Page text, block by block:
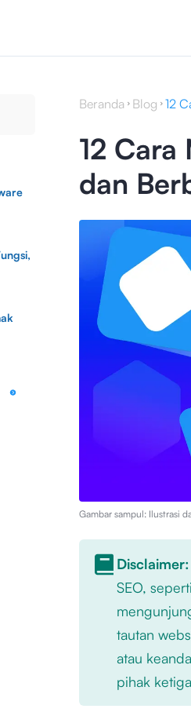
Beranda Blog 12
12
dan
Gambar sampul: Ilustrasi
Disclaimer:
SEO,
tautan
atau
pihak